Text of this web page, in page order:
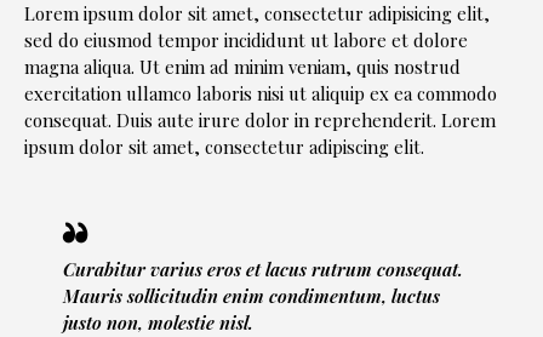
Lorem ipsum dolor sit amet, consectetur adipisicing elit,
sed do eiusmod tempor incididunt ut labore et dolore
magna aliqua. Ut enim ad minim veniam, quis nostrud
exercitation ullamco laboris nisi ut aliquip ex ea commodo
consequat. Duis aute irure dolor in reprehenderit. Lorem
ipsum dolor sit amet, consectetur adipiscing elit.
Curabitur varius eros et lacus rutrum consequat.
Mauris sollicitudin enim condimentum, luctus
justo non, molestie nisl.